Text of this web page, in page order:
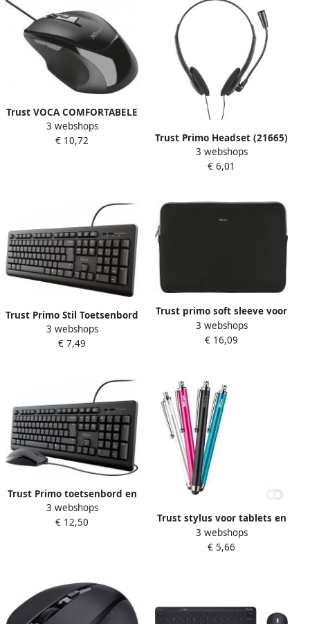
Trust VOCA COMFORTABELE
MUIS (23650)
3 webshops
€ 10,72
Trust Primo Headset (21665)
3 webshops
€ 6,01
Trust Primo Stil Toetsenbord
Qwerty Zwart (23880)
3 webshops
€ 7,49
Trust primo soft sleeve voor
15 6 inch laptops
3 webshops
€ 16,09
Trust Primo toetsenbord en
muis qwerty
3 webshops
€ 12,50
Trust stylus voor tablets en
smartphones zwart
3 webshops
€ 5,66